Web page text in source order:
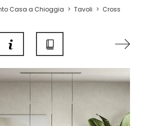
Casa a Chioggia > Tavoli > Cross